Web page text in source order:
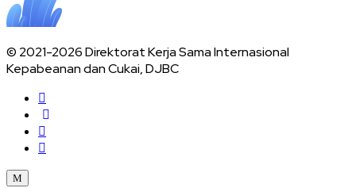
© 2021-2026 Direktorat Kerja Sama Internasional
Kepabeanan dan Cukai, DJBC